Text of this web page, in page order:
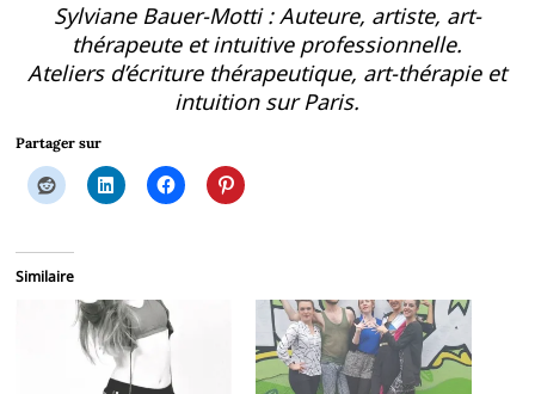
Sylviane Bauer-Motti : Auteure, artiste, art-
thérapeute et intuitive professionnelle.
Ateliers d’écriture thérapeutique, art-thérapie et
intuition sur Paris.
Partager sur
Similaire